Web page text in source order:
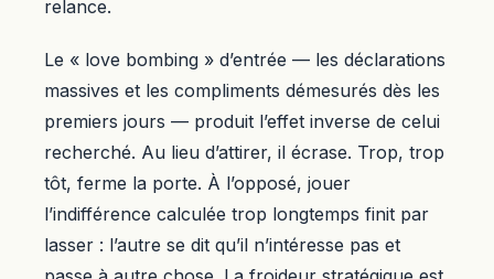
relance.
Le « love bombing » d’entrée — les déclarations
massives et les compliments démesurés dès les
premiers jours — produit l’effet inverse de celui
recherché. Au lieu d’attirer, il écrase. Trop, trop
tôt, ferme la porte. À l’opposé, jouer
l’indifférence calculée trop longtemps finit par
lasser : l’autre se dit qu’il n’intéresse pas et